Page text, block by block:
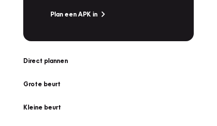
Plan een APK in
Direct plannen
Grote beurt
Kleine beurt